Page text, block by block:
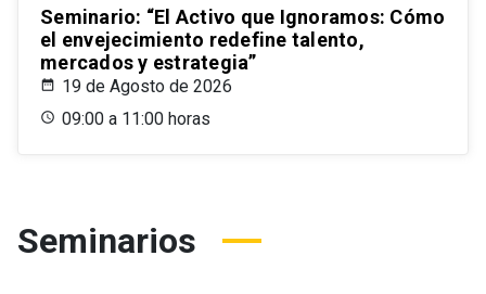
Seminario: “El Activo que Ignoramos: Cómo
el envejecimiento redefine talento,
mercados y estrategia”
19 de Agosto de 2026
09:00 a 11:00 horas
Seminarios